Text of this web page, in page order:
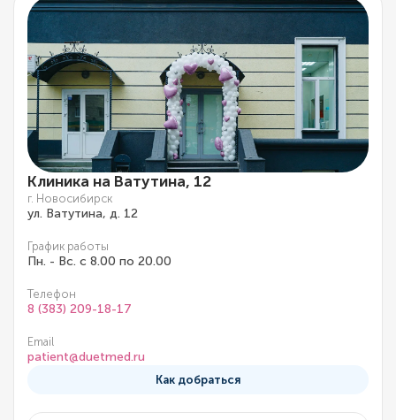
Клиника на Ватутина, 12
г. Новосибирск
ул. Ватутина, д. 12
График работы
Пн. - Вс. с 8.00 по 20.00
Телефон
8 (383) 209-18-17
Email
patient@duetmed.ru
Как добраться